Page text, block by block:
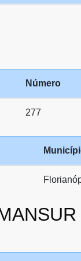
Número
277